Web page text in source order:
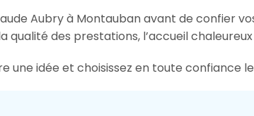
Aubry à Montauban avant de confier
qualité des prestations, l’accueil
une idée et choisissez en toute confiance